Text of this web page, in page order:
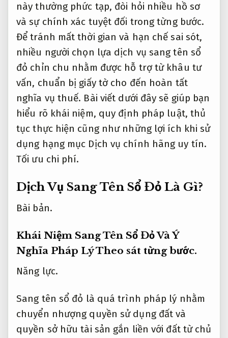
này thường phức tạp, đòi hỏi nhiều hồ sơ
và sự chính xác tuyệt đối trong từng bước.
Để tránh mất thời gian và hạn chế sai sót,
nhiều người chọn lựa dịch vụ sang tên sổ
đỏ chỉn chu nhằm được hỗ trợ từ khâu tư
vấn, chuẩn bị giấy tờ cho đến hoàn tất
nghĩa vụ thuế. Bài viết dưới đây sẽ giúp bạn
hiểu rõ khái niệm, quy định pháp luật, thủ
tục thực hiện cũng như những lợi ích khi sử
dụng hạng mục Dịch vụ chính hãng uy tín.
Tối ưu chi phí.
Dịch Vụ Sang Tên Sổ Đỏ Là Gì?
Bài bản.
Khái Niệm Sang Tên Sổ Đỏ Và Ý
Nghĩa Pháp LýTheo sát từng bước.
Năng lực.
Sang tên sổ đỏ là quá trình pháp lý nhằm
chuyển nhượng quyền sử dụng đất và
quyền sở hữu tài sản gắn liền với đất từ chủ